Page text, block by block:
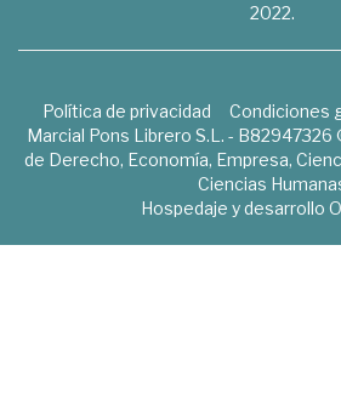
2022.
Política de privacidad Condiciones
Marcial Pons Librero S.L. - B82947326
de Derecho, Economía, Empresa,
Ciencias
Hospedaje y desarrollo